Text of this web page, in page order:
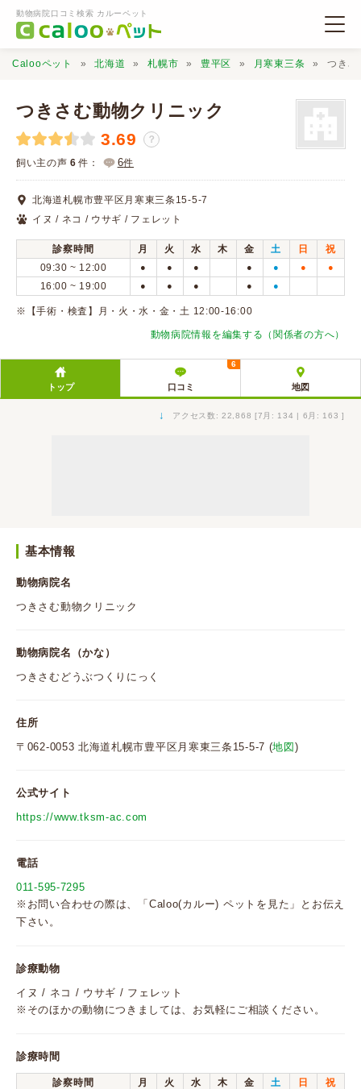
動物病院口コミ検索 カルーペット
動物病院検索
口コミ検索
Calooペットとは？
口コミ投稿
Calooペット 北海道 札幌市 豊平区 月寒東三条 つきさ
つきさむ動物クリニック
3.69 ？
飼い主の声 6 件： 6件
北海道札幌市豊平区月寒東三条15-5-7
イヌ / ネコ / ウサギ / フェレット
診察時間 月 火 水 木 金 土 日
祝
09:30 ~ 12:00
● ● ● ● ● ● ●
16:00 ~ 19:00 ● ● ● ● ●
※【手術・検査】月・火・水・金・土 12:00-16:00
動物病院情報を編集する（関係者の方へ）
トップ 口コミ
6
地図
↓ アクセス数: 22,868 [7月: 134 | 6月: 163 ]
基本情報
動物病院名
つきさむ動物クリニック
動物病院名（かな）
つきさむどうぶつくりにっく
住所
〒062-0053 北海道札幌市豊平区月寒東三条15-5-7 (地図 )
公式サイト
https://www.tksm-ac.com
電話
011-595-7295
※お問い合わせの際は、「Caloo(カルー) ペットを見た」とお伝え
下さい。
診療動物
イヌ / ネコ / ウサギ / フェレット
※そのほかの動物につきましては、お気軽にご相談ください。
診療時間
診察時間 月 火 水 木 金 土 日
祝